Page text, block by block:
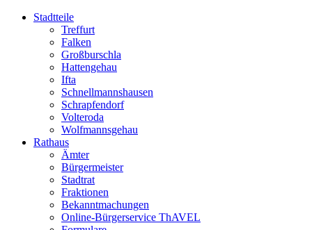
Stadtteile
Treffurt
Falken
Großburschla
Hattengehau
Ifta
Schnellmannshausen
Schrapfendorf
Volteroda
Wolfmannsgehau
Rathaus
Ämter
Bürgermeister
Stadtrat
Fraktionen
Bekanntmachungen
Online-Bürgerservice ThAVEL